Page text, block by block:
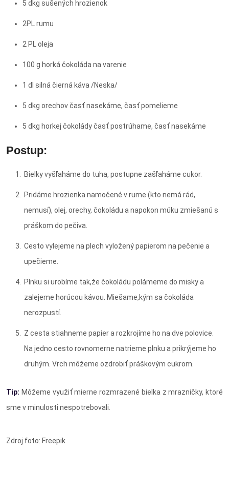
5 dkg sušených hrozienok
2PL rumu
2 PL oleja
100 g horká čokoláda na varenie
1 dl silná čierná káva /Neska/
5 dkg orechov časť nasekáme, časť pomelieme
5 dkg horkej čokolády časť postrúhame, časť nasekáme
Postup:
Bielky vyšľaháme do tuha, postupne zašľaháme cukor.
Pridáme hrozienka namočené v rume (kto nemá rád,
nemusí), olej, orechy, čokoládu a napokon múku zmiešanú s
práškom do pečiva.
Cesto vylejeme na plech vyložený papierom na pečenie a
upečieme.
Plnku si urobíme tak,že čokoládu polámeme do misky a
zalejeme horúcou kávou. Miešame,kým sa čokoláda
nerozpustí.
Z cesta stiahneme papier a rozkrojíme ho na dve polovice.
Na jedno cesto rovnomerne natrieme plnku a prikrýjeme ho
druhým. Vrch môžeme ozdrobiť práškovým cukrom.
Tip: Môžeme využiť mierne rozmrazené bielka z mrazničky, ktoré
sme v minulosti nespotrebovali.
Zdroj foto: Freepik